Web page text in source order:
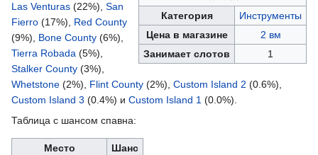
Категория
Инструменты
Цена в магазине
2 вм
Занимает слотов
1
Las Venturas (22%), San
Fierro (17%), Red County
(9%), Bone County (6%),
Tierra Robada (5%),
Stalker County (3%),
Whetstone (2%), Flint County (2%), Custom Island 2 (0.6%),
Custom Island 3 (0.4%) и Custom Island 1 (0.0%).
Таблица с шансом спавна:
Место
Шанс